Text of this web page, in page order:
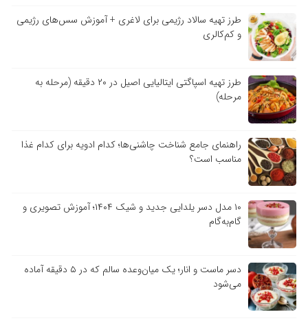
طرز تهیه سالاد رژیمی برای لاغری + آموزش سس‌های رژیمی
و کم‌کالری
طرز تهیه اسپاگتی ایتالیایی اصیل در ۲۰ دقیقه (مرحله به
مرحله)
راهنمای جامع شناخت چاشنی‌ها؛ کدام ادویه برای کدام غذا
مناسب است؟
۱۰ مدل دسر یلدایی جدید و شیک ۱۴۰۴؛ آموزش تصویری و
گام‌به‌گام
دسر ماست و انار؛ یک میان‌وعده سالم که در ۵ دقیقه آماده
می‌شود